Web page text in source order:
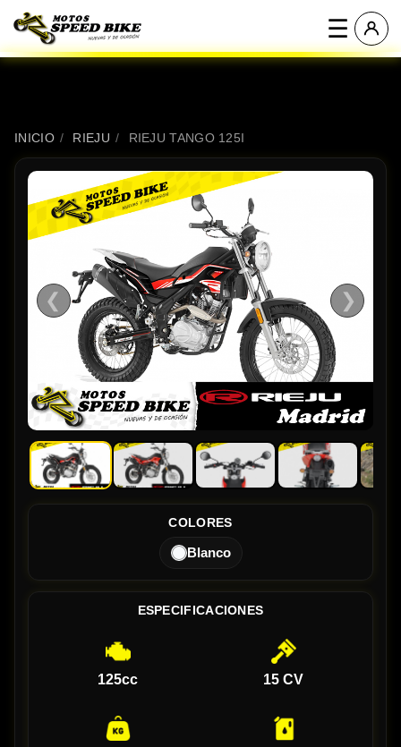
☰
INICIO / RIEJU / RIEJU TANGO 125I
❮ ❯
COLORES
Blanco
ESPECIFICACIONES
125cc 15 CV